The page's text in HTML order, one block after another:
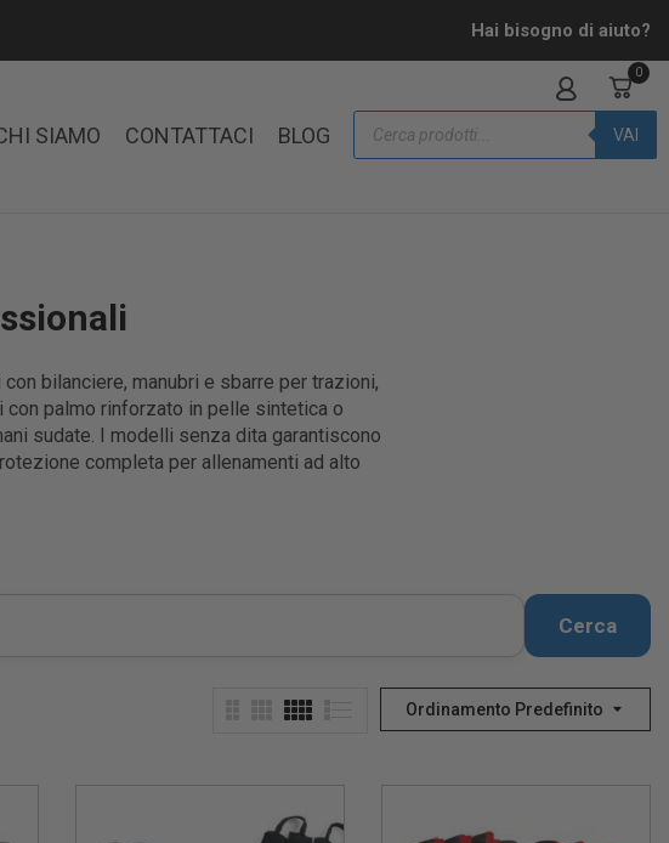
Hai bisogno di aiuto?
SIAMO CONTATTACI BLOG
0
VAI
bilanciere, manubri e sbarre per trazioni,
palmo rinforzato in pelle sintetica o
sudate. I modelli senza dita garantiscono
completa per allenamenti ad alto
Cerca
Ordinamento Predefinito